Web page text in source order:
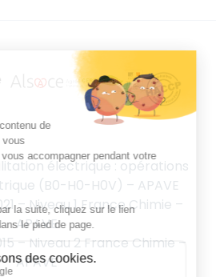
électrique : opérations
(B0-H0-H0V) – APAVE
– Niveau 1 France Chimie –
APAVE
– Niveau 2 France Chimie –
APAVE